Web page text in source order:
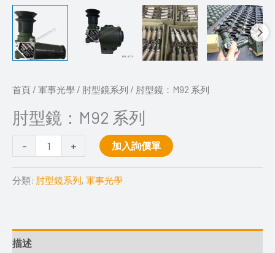
首頁 / 軍事光學 / 肘型鏡系列 / 肘型鏡：M92 系列
肘型鏡：M92 系列
- + 加入詢價單
分類: 肘型鏡系列, 軍事光學
描述